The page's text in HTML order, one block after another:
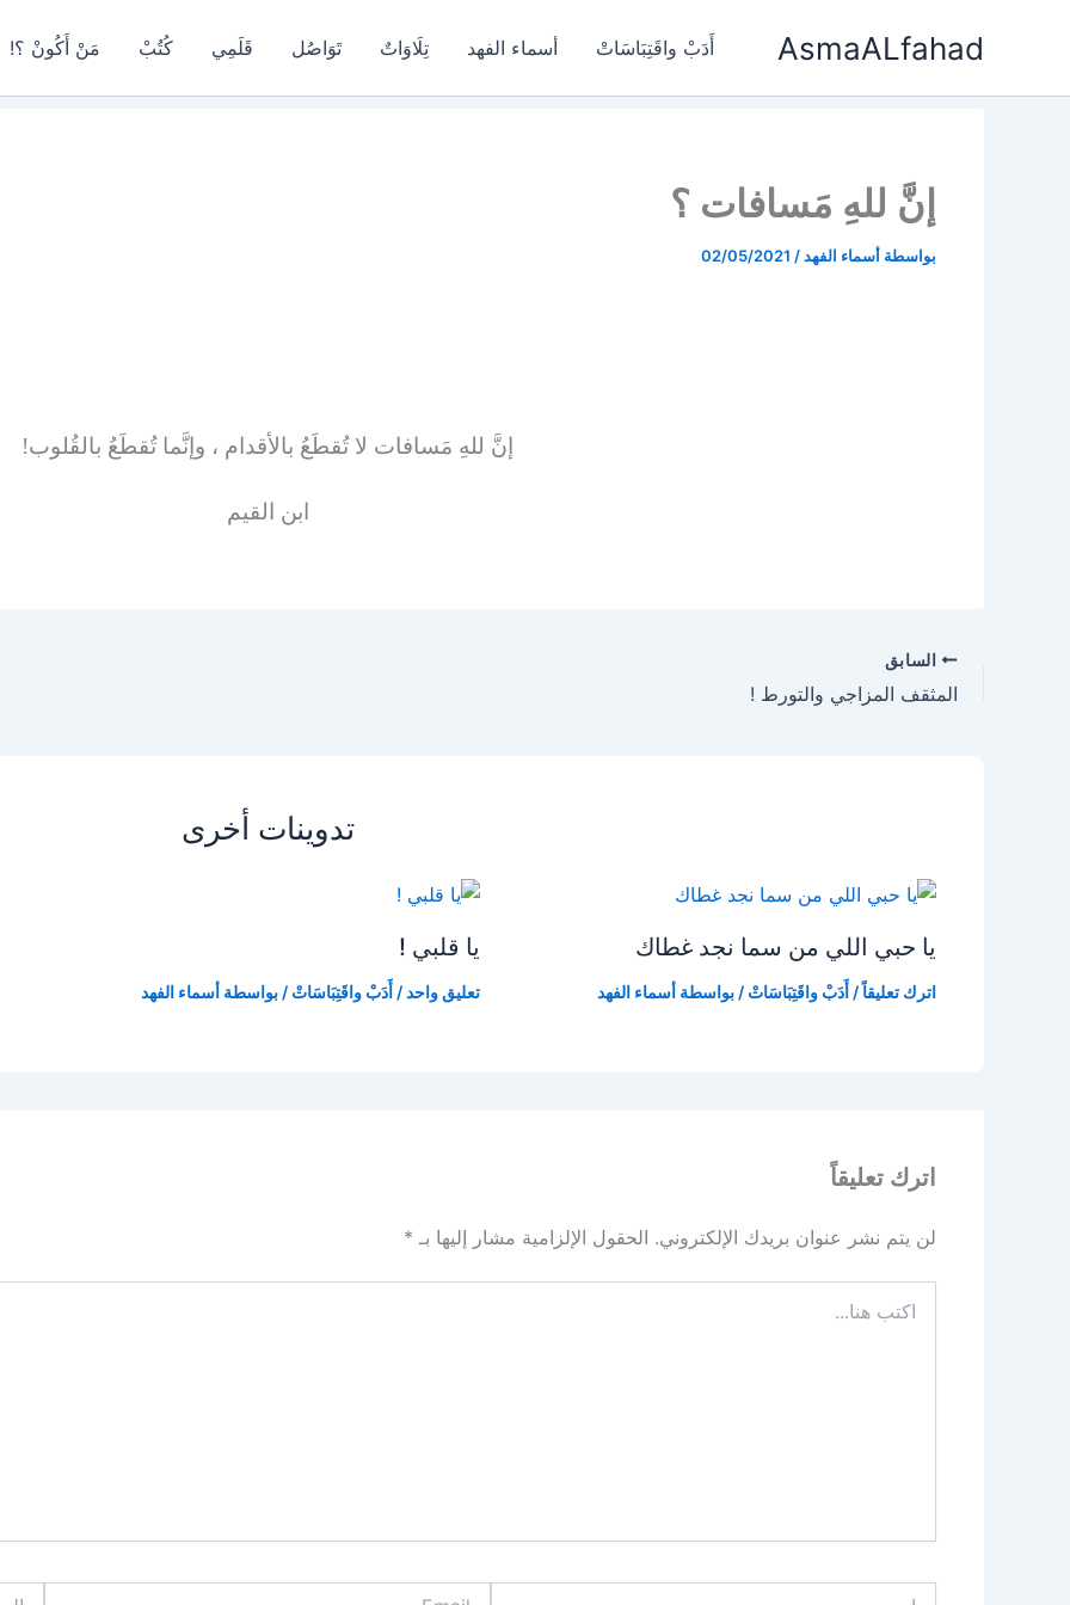
AsmaALfahad أَدَبْ واقَتِبَاسَاتْ أسماء الفهد تِلَاوَاتٌ تَوَاصُل قَلَمِي كُتُبْ مَنْ أَكُونْ ؟!
إنَّ للهِ مَسافات ؟
بواسطة أسماء الفهد/
02/05/2021
إنَّ للهِ مَسافات لا تُقطَعُ بالأقدام ، وإنَّما تُقطَعُ بالقُلوب!
ابن القيم
السابق
المثقف المزاجي والتورط !
تدوينات أخرى
يا حبي اللي من سما نجد غطاك
اترك تعليقاً/ أَدَبْ واقَتِبَاسَاتْ / بواسطة أسماء الفهد
يا قلبي !
تعليق واحد/ أَدَبْ واقَتِبَاسَاتْ / بواسطة أسماء الفهد
اترك تعليقاً
لن يتم نشر عنوان بريدك الإلكتروني. الحقول الإلزامية مشار إليها بـ *
هنا...